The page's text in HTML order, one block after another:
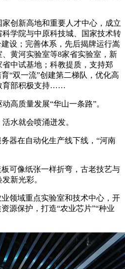
创新高地和重要人才中心，成立
学院与中原科技城、国家技术转
设；完善体系，先后揭牌运行嵩
黄河实验室等8家省实验室，新
中试基地；科教提质，支持郑
“双一流”创建第二梯队，优化高
育部积极支持……
质量发展“华山一条路”。
水就会喷涌迸发。
器在自动化生产线下线，“河南
可像纸张一样折弯，古老技艺与
新光彩。
领域重点实验室和技术中心，开
源保护，打造“农业芯片”“种业